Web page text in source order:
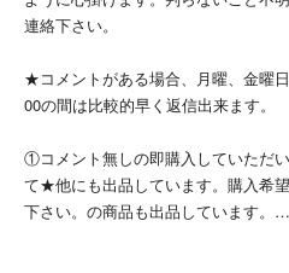
連絡下さい。
★コメントがある場合、月曜、金曜
00の間は比較的早く返信出来ます。
①コメント無しの即購入していただ
て★他にも出品しています。購入希
下さい。の商品も出品しています。